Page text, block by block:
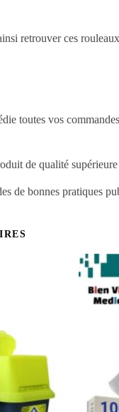
retrouver ces
toutes vos
de qualité
de bonnes pratiques